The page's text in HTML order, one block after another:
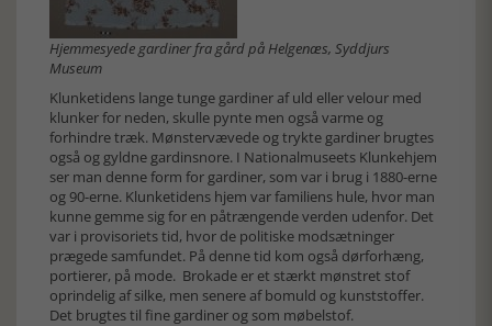
Hjemmesyede gardiner fra gård på Helgenæs, Syddjurs
Museum
Klunketidens lange tunge gardiner af uld eller velour med
klunker for neden, skulle pynte men også varme og
forhindre træk. Mønstervævede og trykte gardiner brugtes
også og gyldne gardinsnore. I Nationalmuseets Klunkehjem
ser man denne form for gardiner, som var i brug i 1880-erne
og 90-erne. Klunketidens hjem var familiens hule, hvor man
kunne gemme sig for en påtrængende verden udenfor. Det
var i provisoriets tid, hvor de politiske modsætninger
prægede samfundet. På denne tid kom også dørforhæng,
portierer, på mode. Brokade er et stærkt mønstret stof
oprindelig af silke, men senere af bomuld og kunststoffer.
Det brugtes til fine gardiner og som møbelstof.